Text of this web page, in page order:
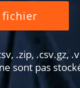
fichier
.zip, .csv.gz,
sont pas